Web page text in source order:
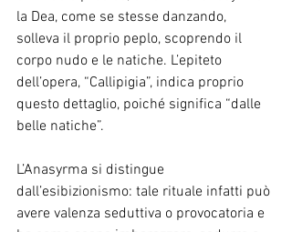
la Dea, come se stesse danzando,
solleva il proprio peplo, scoprendo il
corpo nudo e le natiche. L’epiteto
dell’opera, “Callipigia”, indica proprio
questo dettaglio, poiché significa “dalle
belle natiche”.
L’Anasyrma si distingue
dall’esibizionismo: tale rituale infatti può
avere valenza seduttiva o provocatoria e